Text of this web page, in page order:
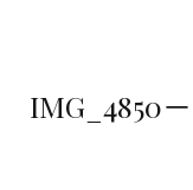
IMG_4850－